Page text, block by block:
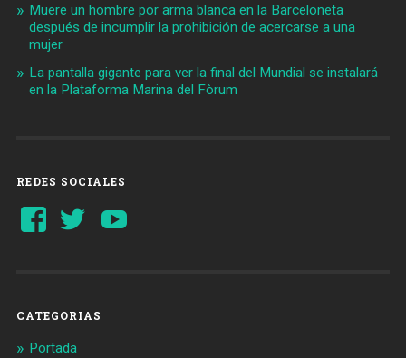
Muere un hombre por arma blanca en la Barceloneta
después de incumplir la prohibición de acercarse a una
mujer
La pantalla gigante para ver la final del Mundial se instalará
en la Plataforma Marina del Fòrum
REDES SOCIALES
Ver
perfil
Ver
perfil
CATEGORIAS
Portada